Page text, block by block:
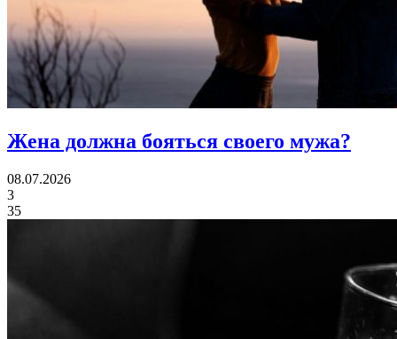
Жена должна бояться своего мужа?
08.07.2026
3
35